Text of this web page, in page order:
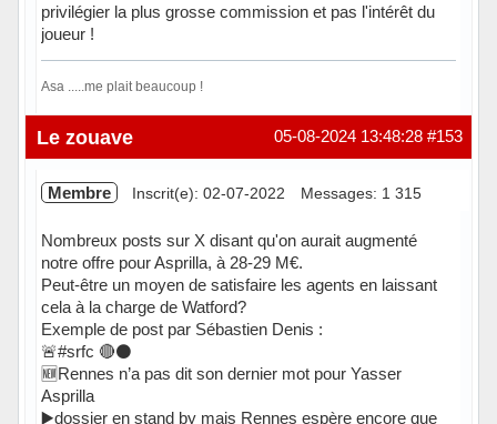
privilégier la plus grosse commission et pas l'intérêt du
joueur !
Asa .....me plait beaucoup !
Hors ligne #153
05-08-2024 13:48:28
Le zouave
Membre Inscrit(e): 02-07-2022 Messages: 1 315
Nombreux posts sur X disant qu'on aurait augmenté
notre offre pour Asprilla, à 28-29 M€.
Peut-être un moyen de satisfaire les agents en laissant
cela à la charge de Watford?
Exemple de post par Sébastien Denis :
🚨#srfc 🔴⚫️
🆕Rennes n’a pas dit son dernier mot pour Yasser
Asprilla
▶️dossier en stand by mais Rennes espère encore que